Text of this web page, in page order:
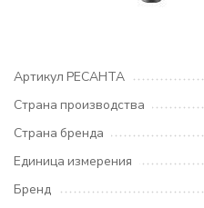
Артикул РЕСАНТА
Страна производства
Страна бренда
Единица измерения
Бренд